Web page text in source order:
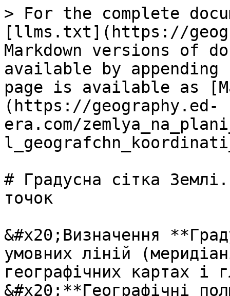
> For the complete
[llms.txt](https://
Markdown versions of
available by
page is available as
(https://geography.ed-
era.com/
# Градусна сітка
точок
&#x20;Визначення
умовних лiнiй
географiчних картах i
&#x20;**Географiчнi